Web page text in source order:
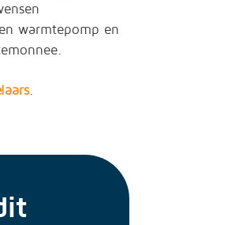
warmtepomp en
.